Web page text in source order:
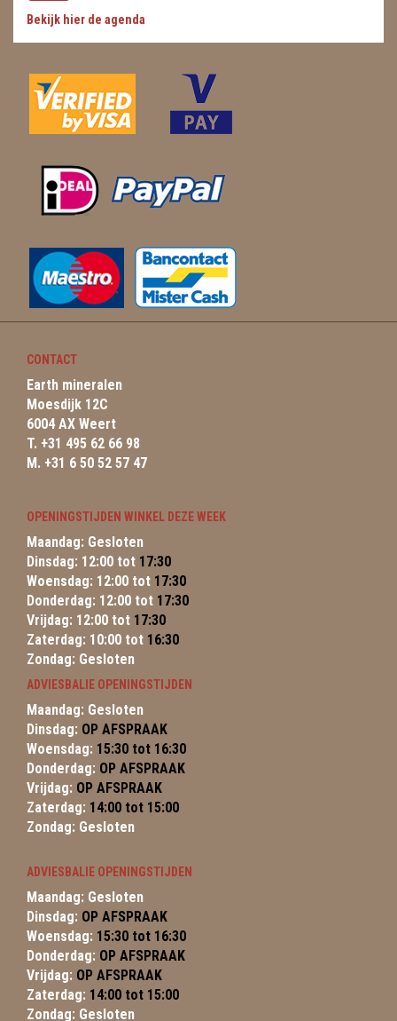
Bekijk hier de agenda
CONTACT
Earth mineralen
Moesdijk 12C
6004 AX Weert
T. +31 495 62 66 98
M. +31 6 50 52 57 47
OPENINGSTIJDEN WINKEL DEZE WEEK
Maandag: Gesloten
Dinsdag: 12:00 tot 17:30
Woensdag: 12:00 tot 17:30
Donderdag: 12:00 tot 17:30
Vrijdag: 12:00 tot 17:30
Zaterdag: 10:00 tot 16:30
Zondag: Gesloten
ADVIESBALIE OPENINGSTIJDEN
Maandag: Gesloten
Dinsdag: OP AFSPRAAK
Woensdag: 15:30 tot 16:30
Donderdag: OP AFSPRAAK
Vrijdag: OP AFSPRAAK
Zaterdag: 14:00 tot 15:00
Zondag: Gesloten
ADVIESBALIE OPENINGSTIJDEN
Maandag: Gesloten
Dinsdag: OP AFSPRAAK
Woensdag: 15:30 tot 16:30
Donderdag: OP AFSPRAAK
Vrijdag: OP AFSPRAAK
Zaterdag: 14:00 tot 15:00
Zondag: Gesloten